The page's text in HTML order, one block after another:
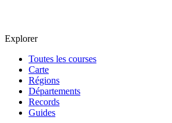
Explorer
Toutes les courses
Carte
Régions
Départements
Records
Guides